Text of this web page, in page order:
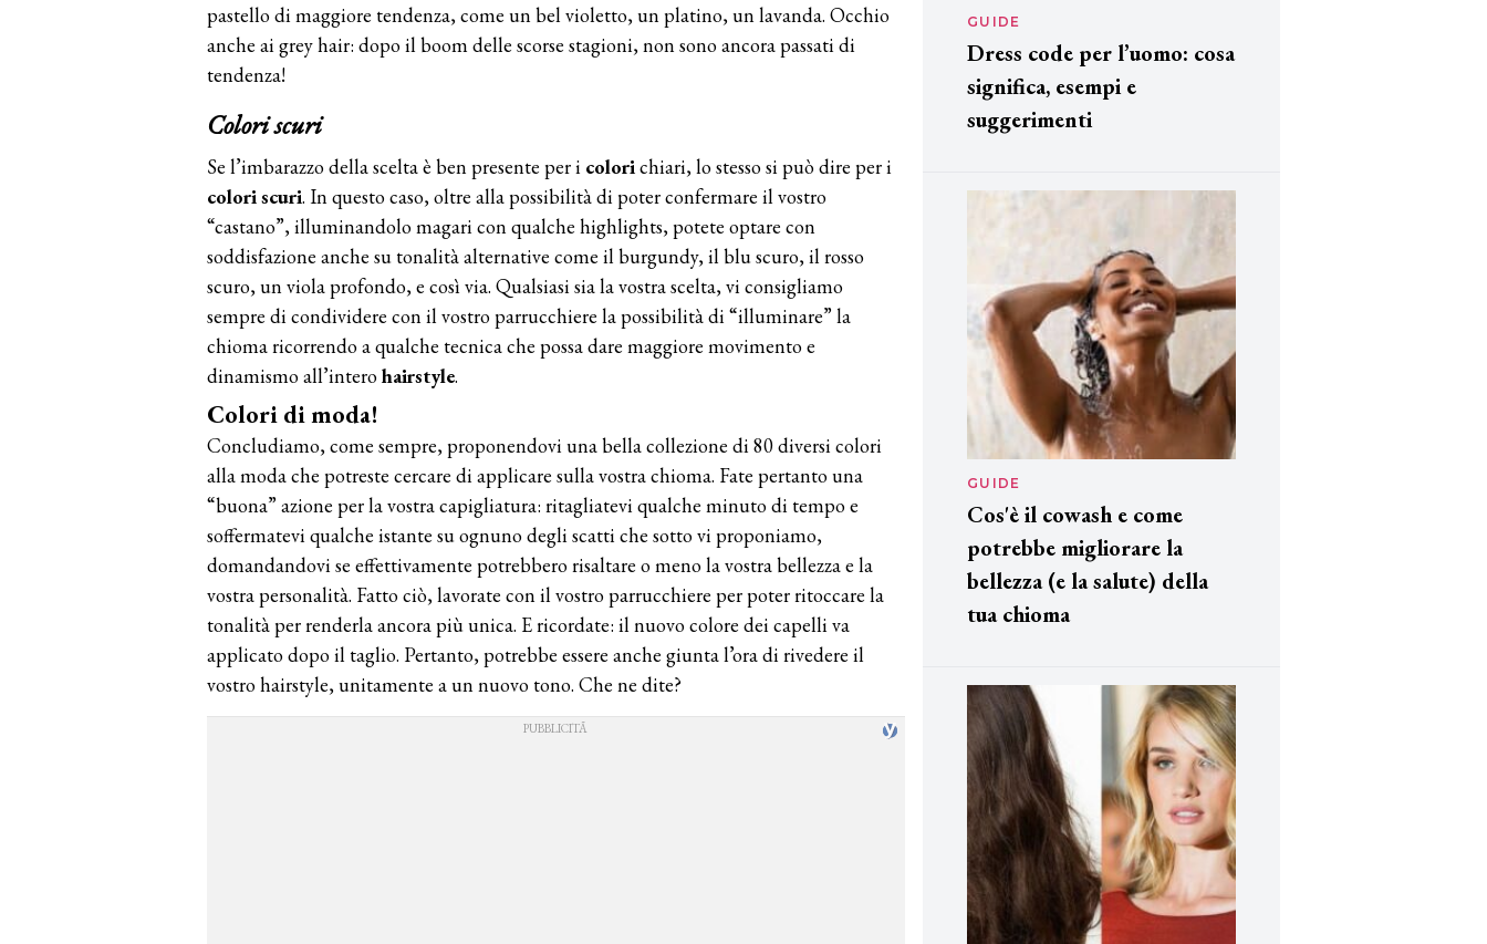
pastello di maggiore tendenza, come un bel violetto, un platino, un lavanda. Occhio
anche ai grey hair: dopo il boom delle scorse stagioni, non sono ancora passati di
tendenza!
Colori scuri
Se l’imbarazzo della scelta è ben presente per i colori chiari, lo stesso si può dire per i
colori scuri. In questo caso, oltre alla possibilità di poter confermare il vostro
“castano”, illuminandolo magari con qualche highlights, potete optare con
soddisfazione anche su tonalità alternative come il burgundy, il blu scuro, il rosso
scuro, un viola profondo, e così via. Qualsiasi sia la vostra scelta, vi consigliamo
sempre di condividere con il vostro parrucchiere la possibilità di “illuminare” la
chioma ricorrendo a qualche tecnica che possa dare maggiore movimento e
dinamismo all’interohairstyle.
Colori di moda!
Concludiamo, come sempre, proponendovi una bella collezione di 80 diversi colori
alla moda che potreste cercare di applicare sulla vostra chioma. Fate pertanto una
“buona” azione per la vostra capigliatura: ritagliatevi qualche minuto di tempo e
soffermatevi qualche istante su ognuno degli scatti che sotto vi proponiamo,
domandandovi se effettivamente potrebbero risaltare o meno la vostra bellezza e la
vostra personalità. Fatto ciò, lavorate con il vostro parrucchiere per poter ritoccare la
tonalità per renderla ancora più unica. E ricordate: il nuovo colore dei capelli va
applicato dopo il taglio. Pertanto, potrebbe essere anche giunta l’ora di rivedere il
vostro hairstyle, unitamente a un nuovo tono. Che ne dite?
GUIDE
Dress code per l’uomo: cosa
significa, esempi e
suggerimenti
GUIDE
Cos'è il cowash e come
potrebbe migliorare la
bellezza (e la salute) della
tua chioma